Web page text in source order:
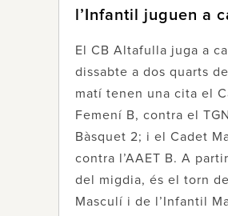
l’Infantil juguen a
El CB Altafulla juga a
dissabte a dos quarts de
matí tenen una cita el
Femení B, contra el TGN
Bàsquet 2; i el Cadet
contra l’AAET B. A
del migdia, és el torn
Masculí i de l’Infantil